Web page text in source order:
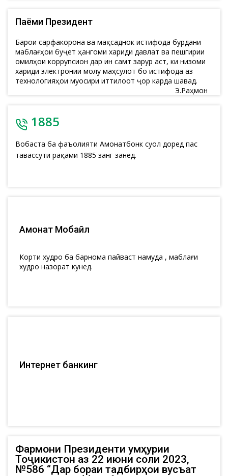
Паёми Президент
Барои сарфакорона ва мақсаднок истифода бурдани
маблағҳои буҷетӣ ҳангоми хариди давлатӣ ва пешгирии
омилҳои коррупсионӣ дар ин самт зарур аст, ки низоми
хариди электронии молу маҳсулот бо истифода аз
технологияҳои муосири иттилоотӣ ҷорӣ карда шавад.
Э.Раҳмон
1885
Вобаста ба фаъолияти Амонатбонк суол доред пас
тавассути рақами 1885 занг занед.
Амонат Мобайл
Корти худро ба барнома пайваст намуда , маблағи
худро назорат кунед.
Интернет банкинг
Фармони Президенти Ҷумҳурии
Тоҷикистон аз 22 июни соли 2023,
№586 “Дар бораи тадбирҳои вусъат